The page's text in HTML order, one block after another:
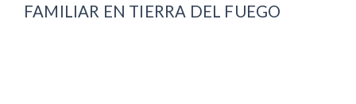
FAMILIAR EN TIERRA DEL FUEGO